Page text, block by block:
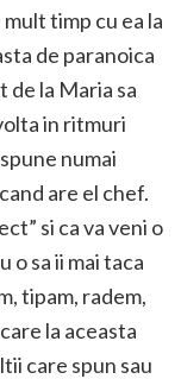
timp cu ea la
de paranoica
de la Maria sa
in ritmuri
numai
are el chef.
si ca va veni o
o sa ii mai taca
tipam, radem,
la aceasta
care spun sau